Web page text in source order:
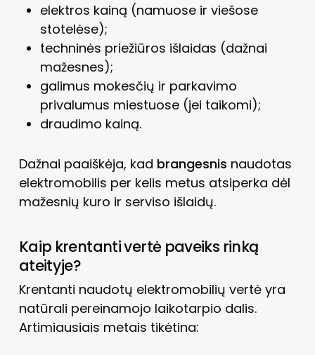
elektros kainą (namuose ir viešose
stotelėse);
techninės priežiūros išlaidas (dažnai
mažesnes);
galimus mokesčių ir parkavimo
privalumus miestuose (jei taikomi);
draudimo kainą.
Dažnai paaiškėja, kad brangesnis naudotas
elektromobilis per kelis metus atsiperka dėl
mažesnių kuro ir serviso išlaidų.
Kaip krentanti vertė paveiks rinką
ateityje?
Krentanti naudotų elektromobilių vertė yra
natūrali pereinamojo laikotarpio dalis.
Artimiausiais metais tikėtina: